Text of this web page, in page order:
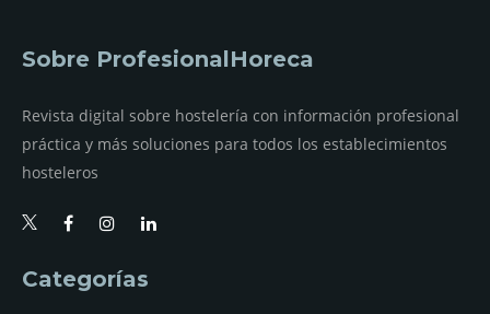
Sobre ProfesionalHoreca
Revista digital sobre hostelería con información profesional
práctica y más soluciones para todos los establecimientos
hosteleros
Categorías